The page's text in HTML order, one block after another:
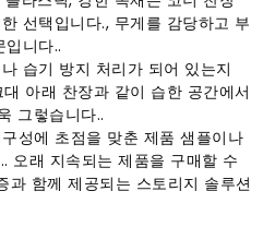
선택입니다., 무게를 감당하고 부
니다..
습기 방지 처리가 되어 있는지
아래 찬장과 같이 습한 공간에서
그렇습니다..
성에 초점을 맞춘 제품 샘플이나
오래 지속되는 제품을 구매할 수
과 함께 제공되는 스토리지 솔루션